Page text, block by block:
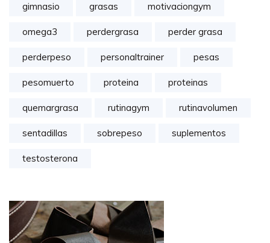
gimnasio grasas motivaciongym
omega3 perdergrasa perder grasa
perderpeso personaltrainer pesas
pesomuerto proteina proteinas
quemargrasa rutinagym rutinavolumen
sentadillas sobrepeso suplementos
testosterona